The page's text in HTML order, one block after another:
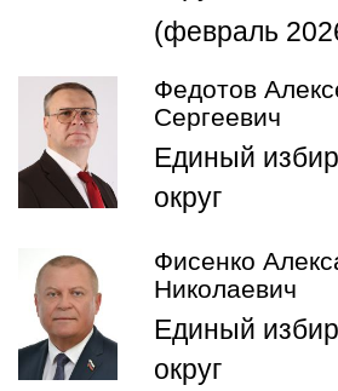
(февраль
Федотов
Сергеевич
Единый
округ
Фисенко
Николаевич
Единый
округ